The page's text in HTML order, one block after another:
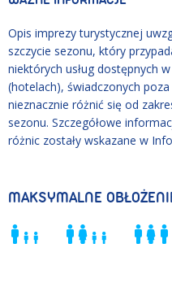
Opis imprezy turystycznej
szczycie sezonu, który
niektórych usług dostępnych
(hotelach), świadczonych
nieznacznie różnić się od
sezonu. Szczegółowe
różnic zostały wskazane w
MAKSYMALNE